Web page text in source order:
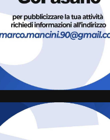
La magia del
prima assoluta de
Belvedere. Il
Serie D, l’Us Fasano è
escluso dal